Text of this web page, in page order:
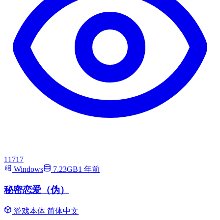
11717
Windows
7.23GB1 年前
秘密恋爱（伪）
游戏本体 简体中文